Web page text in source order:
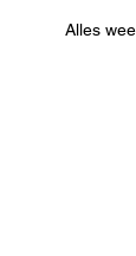
Alles